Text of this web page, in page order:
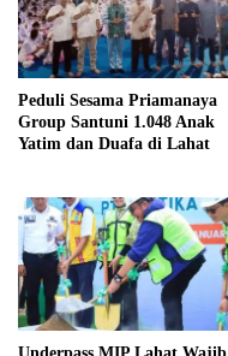
Peduli Sesama Priamanaya
Group Santuni 1.048 Anak
Yatim dan Duafa di Lahat